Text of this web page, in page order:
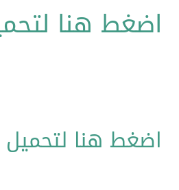
اضغط هنا
اضغط هنا